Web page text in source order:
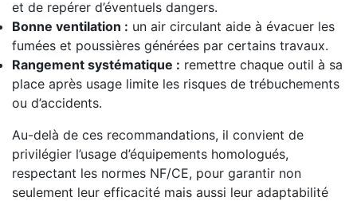
et de repérer d’éventuels dangers.
Bonne ventilation : un air circulant aide à évacuer les
fumées et poussières générées par certains travaux.
Rangement systématique : remettre chaque outil à sa
place après usage limite les risques de trébuchements
ou d’accidents.
Au-delà de ces recommandations, il convient de
privilégier l’usage d’équipements homologués,
respectant les normes NF/CE, pour garantir non
seulement leur efficacité mais aussi leur adaptabilité